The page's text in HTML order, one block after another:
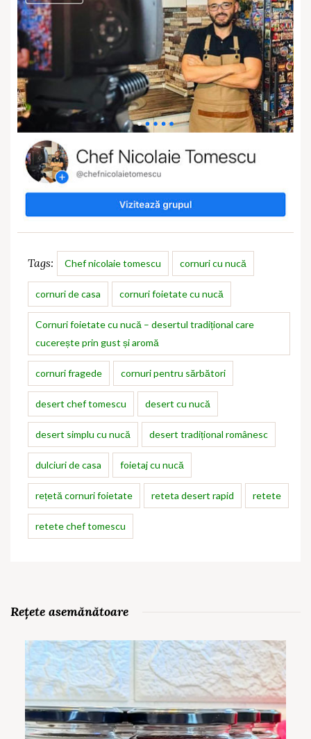
Tags: Chef nicolaie tomescu cornuri cu nucă
cornuri de casa cornuri foietate cu nucă
Cornuri foietate cu nucă – desertul tradițional care
cucerește prin gust și aromă
cornuri fragede cornuri pentru sărbători
desert chef tomescu desert cu nucă
desert simplu cu nucă desert tradițional românesc
dulciuri de casa foietaj cu nucă
rețetă cornuri foietate reteta desert rapid retete
retete chef tomescu
Rețete asemănătoare